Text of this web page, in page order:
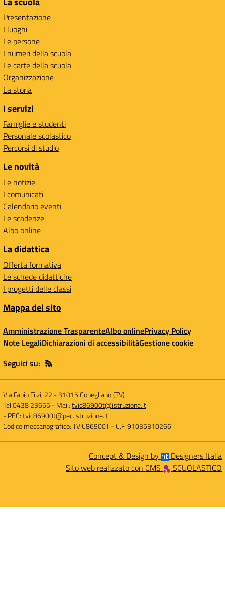
Presentazione
I luoghi
Le persone
I numeri della scuola
Le carte della scuola
Organizzazione
La storia
I servizi
Famiglie e studenti
Personale scolastico
Percorsi di studio
Le novità
Le notizie
I comunicati
Calendario eventi
Le scadenze
Albo online
La didattica
Offerta formativa
Le schede didattiche
I progetti delle classi
Mappa del sito
Amministrazione TrasparenteAlbo onlinePrivacy Policy
Note LegaliDichiarazioni di accessibilitàGestione cookie
Seguici su:
Via Fabio Filzi, 22 -31015 Conegliano (TV)
Tel 0438 23655 - Mail:tvic86900t@istruzione.it
- PEC:tvic86900t@pec.istruzione.it
Codice meccanografico: TVIC86900T- C.F. 91035310266
Concept & Design by
Designers Italia
Sito web realizzato con CMS
SCUOLASTICO